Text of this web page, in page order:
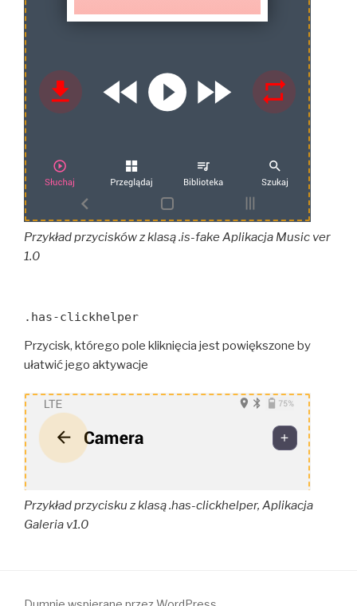
Przykład przycisków z klasą .is-fake Aplikacja Music ver
1.0
.has-clickhelper
Przycisk, którego pole kliknięcia jest powiększone by
ułatwić jego aktywacje
Przykład przycisku z klasą .has-clickhelper, Aplikacja
Galeria v1.0